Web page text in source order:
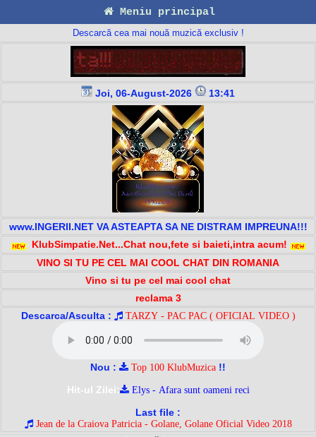
Meniu principal
Descarcă cea mai nouă muzică exclusiv !
Joi, 06-August-2026 13:41
www.INGERII.NET VA ASTEAPTA SA NE DISTRAM IMPREUNA!!!
KlubSimpatie.Net...Chat nou,fete si baieti,intra acum!
VINO SI TU PE CEL MAI COOL CHAT DIN ROMANIA
Vino si tu pe cel mai cool chat
reclama 3
Descarca/Asculta :
TARZY - PAC PAC ( OFICIAL VIDEO )
Nou : Top 100 KlubMuzica !!
Hit-ul Zilei:
Elys - Afara sunt oameni reci
Last file :
Jean de la Craiova Patricia - Golane, Golane Oficial Video 2018